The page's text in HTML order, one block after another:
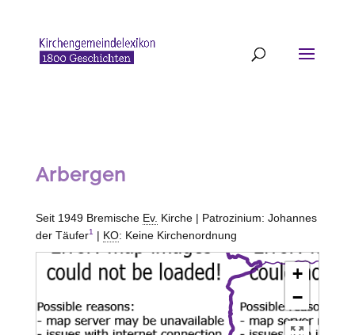
Arbergen
Seit 1949 Bremische Ev. Kirche | Patrozinium: Johannes
der Täufer1 | KO: Keine Kirchenordnung
+
−